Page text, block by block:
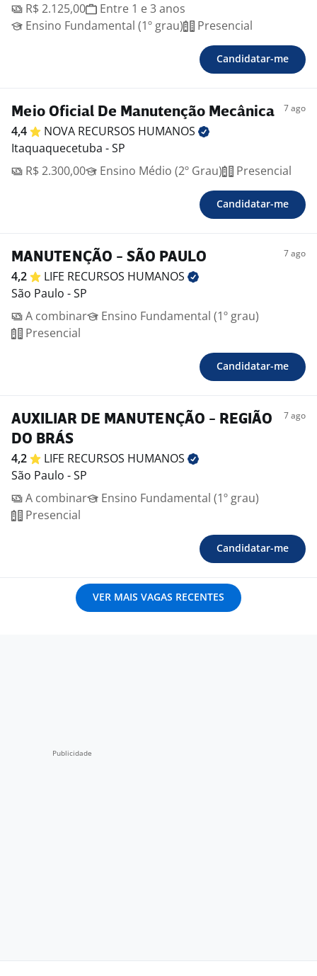
R$ 2.125,00
Entre 1 e 3 anos
Ensino Fundamental (1º grau)
Presencial
Candidatar-me
Meio Oficial De Manutenção Mecânica 7 ago
4,4 NOVA RECURSOS HUMANOS
Itaquaquecetuba - SP
R$ 2.300,00
Ensino Médio (2º Grau) Presencial
Candidatar-me
MANUTENÇÃO - SÃO PAULO 7 ago
4,2 LIFE RECURSOS HUMANOS
São Paulo - SP
A combinar
Ensino Fundamental (1º grau)
Presencial
Candidatar-me
AUXILIAR DE MANUTENÇÃO - REGIÃO
DO BRÁS
7 ago
4,2 LIFE RECURSOS HUMANOS
São Paulo - SP
A combinar
Ensino Fundamental (1º grau)
Presencial
Candidatar-me
VER MAIS VAGAS RECENTES